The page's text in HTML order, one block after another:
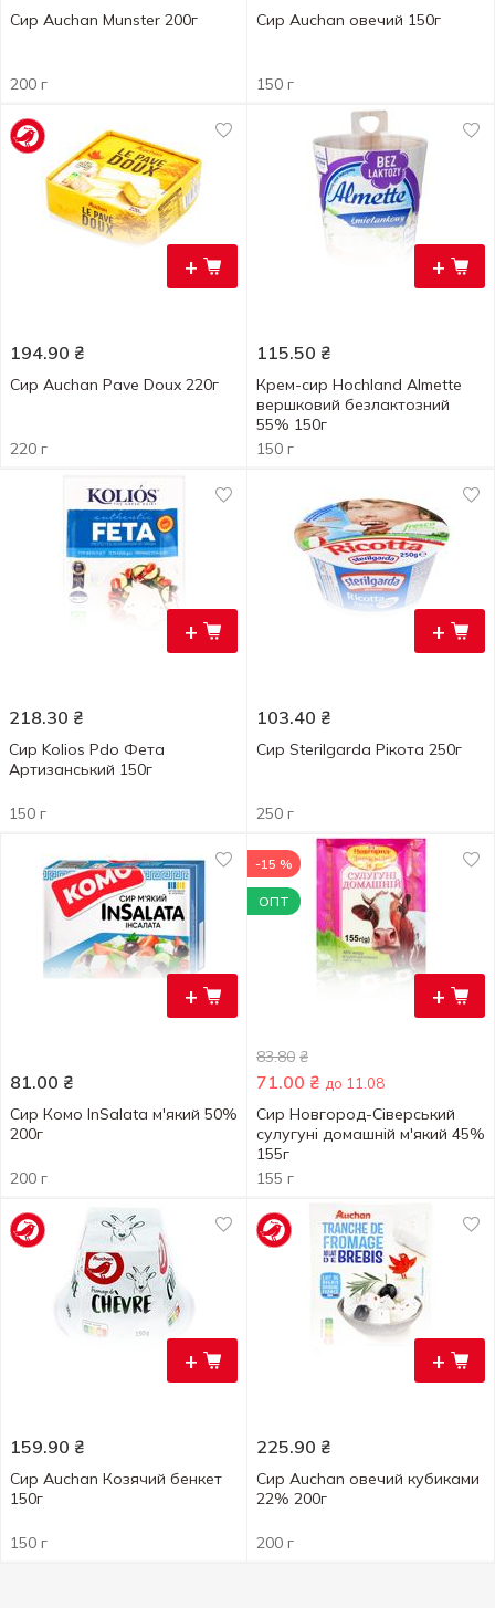
Сир Auchan Munster 200г
200 г
Сир Auchan овечий 150г
150 г
+
194.90 ₴
Сир Auchan Pave Doux 220г
220 г
+
115.50 ₴
Крем-сир Hochland Almette
вершковий безлактозний
55% 150г
150 г
+
218.30 ₴
Сир Kolios Pdo Фета
Артизанський 150г
150 г
+
103.40 ₴
Сир Sterilgarda Рікота 250г
250 г
+
81.00 ₴
Сир Комо InSalata м'який 50%
200г
200 г
+
-15 %
ОПТ
83.80 ₴
71.00 ₴ до 11.08
Сир Новгород-Сіверський
сулугуні домашній м'який 45%
155г
155 г
+
159.90 ₴
Сир Auchan Козячий бенкет
150г
150 г
+
225.90 ₴
Сир Auchan овечий кубиками
22% 200г
200 г